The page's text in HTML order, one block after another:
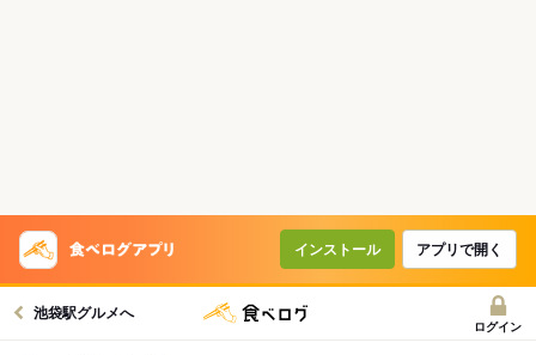
インストール アプリで開く
池袋駅グルメへ
ログイン